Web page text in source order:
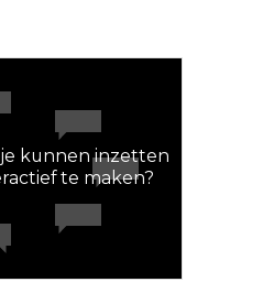
kunnen inzetten
te maken?